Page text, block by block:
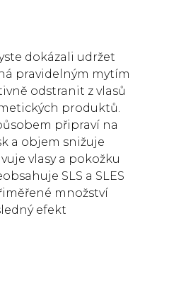
dokázali udržet
pravidelným mytím
odstranit z vlasů
produktů.
připraví na
a objem snižuje
vlasy a pokožku
SLS a SLES
množství
efekt